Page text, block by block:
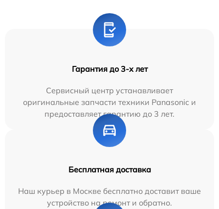
Гарантия до 3-х лет
Сервисный центр устанавливает
оригинальные запчасти техники Panasonic и
предоставляет гарантию до 3 лет.
Бесплатная доставка
Наш курьер в Москве бесплатно доставит ваше
устройство на ремонт и обратно.